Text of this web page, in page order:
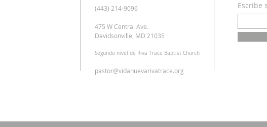
(443) 214-9096
475 W Central Ave.
Davidsonville, MD 21035
Segundo nivel de Riva Trace Baptist Church
pastor@vidanuevarivatrace.org
Escribe